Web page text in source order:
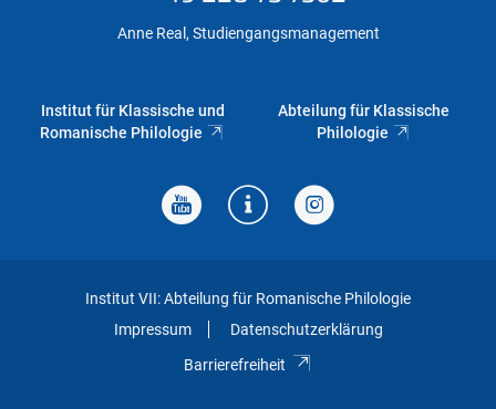
Anne Real, Studiengangsmanagement
Institut für Klassische und
Romanische Philologie
Abteilung für Klassische
Philologie
Institut VII: Abteilung für Romanische Philologie
Impressum
Datenschutzerklärung
Barrierefreiheit